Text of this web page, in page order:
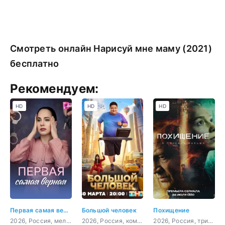
Смотреть онлайн Нарисуй мне маму (2021)
бесплатно
Рекомендуем:
Первая самая верная
2026, Россия, мелодрама
HD
Большой человек
2026, Россия, комедия
HD
Похищение
2026, Россия, триллер, детектив
HD